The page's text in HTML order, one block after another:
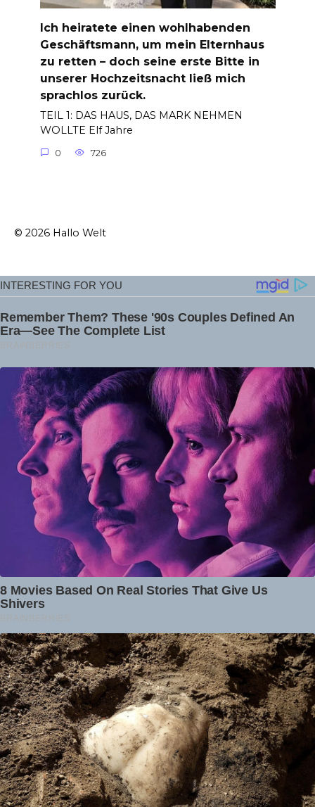
Ich heiratete einen wohlhabenden
Geschäftsmann, um mein Elternhaus
zu retten – doch seine erste Bitte in
unserer Hochzeitsnacht ließ mich
sprachlos zurück.
TEIL 1: DAS HAUS, DAS MARK NEHMEN
WOLLTE Elf Jahre
0 726
© 2026 Hallo Welt